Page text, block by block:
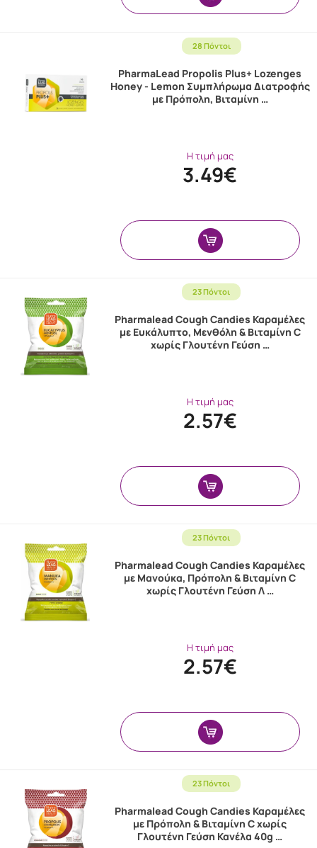
28 Πόντοι
PharmaLead Propolis Plus+ Lozenges
Honey - Lemon Συμπλήρωμα Διατροφής
με Πρόπολη, Βιταμίνη …
Η τιμή μας
3.49€
23 Πόντοι
Pharmalead Cough Candies Καραμέλες
με Ευκάλυπτο, Μενθόλη & Βιταμίνη C
χωρίς Γλουτένη Γεύση …
Η τιμή μας
2.57€
23 Πόντοι
Pharmalead Cough Candies Καραμέλες
με Μανούκα, Πρόπολη & Βιταμίνη C
χωρίς Γλουτένη Γεύση Λ …
Η τιμή μας
2.57€
23 Πόντοι
Pharmalead Cough Candies Καραμέλες
με Πρόπολη & Βιταμίνη C χωρίς
Γλουτένη Γεύση Κανέλα 40g …